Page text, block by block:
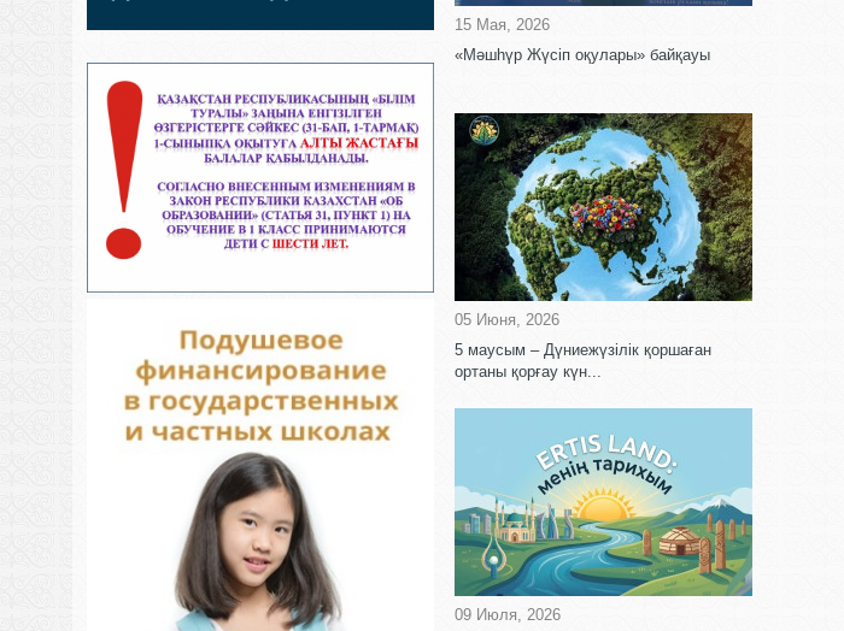
15 Мая, 2026
«Мәшһүр Жүсіп оқулары» байқауы
05 Июня, 2026
5 маусым – Дүниежүзілік қоршаған
ортаны қорғау күн...
09 Июля, 2026